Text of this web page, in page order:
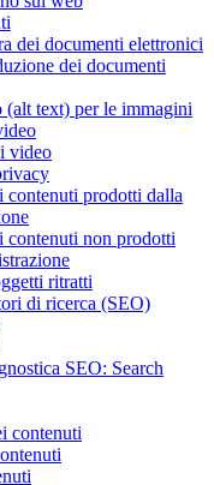
dei documenti elettronici
dei documenti
(alt text) per le immagini
video
contenuti prodotti dalla
contenuti non prodotti
ritratti
di ricerca (SEO)
SEO: Search
contenuti